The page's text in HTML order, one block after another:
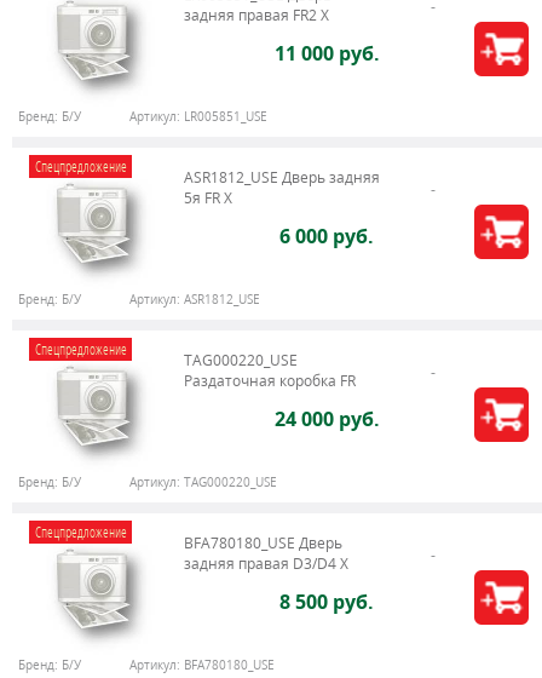
задняя правая FR2 X
11 000 руб.
Бренд: Б/У Артикул: LR005851_USE
Спецпредложение
ASR1812_USE Дверь задняя
5я FR X
6 000 руб.
Бренд: Б/У Артикул: ASR1812_USE
Спецпредложение
TAG000220_USE
Раздаточная коробка FR
24 000 руб.
Бренд: Б/У Артикул: TAG000220_USE
Спецпредложение
BFA780180_USE Дверь
задняя правая D3/D4 X
8 500 руб.
Бренд: Б/У Артикул: BFA780180_USE